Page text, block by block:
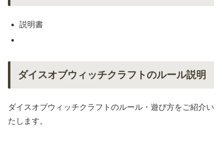
説明書
ダイスオブウィッチクラフトのルール説明
ダイスオブウィッチクラフトのルール・遊び方をご紹介い
たします。